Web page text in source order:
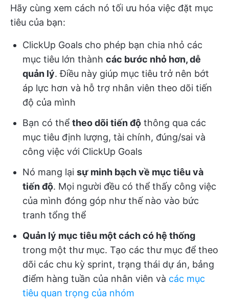
Hãy cùng xem cách nó tối ưu hóa việc đặt mục
tiêu của bạn:
ClickUp Goals cho phép bạn chia nhỏ các
mục tiêu lớn thành các bước nhỏ hơn, dễ
quản lý. Điều này giúp mục tiêu trở nên bớt
áp lực hơn và hỗ trợ nhân viên theo dõi tiến
độ của mình
Bạn có thể theo dõi tiến độ thông qua các
mục tiêu định lượng, tài chính, đúng/sai và
công việc với ClickUp Goals
Nó mang lại sự minh bạch về mục tiêu và
tiến độ. Mọi người đều có thể thấy công việc
của mình đóng góp như thế nào vào bức
tranh tổng thể
Quản lý mục tiêu một cách có hệ thống
trong một thư mục. Tạo các thư mục để theo
dõi các chu kỳ sprint, trạng thái dự án, bảng
điểm hàng tuần của nhân viên và các mục
tiêu quan trọng của nhóm